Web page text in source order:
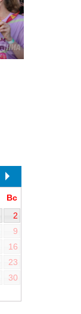
Вс
2
9
16
23
30